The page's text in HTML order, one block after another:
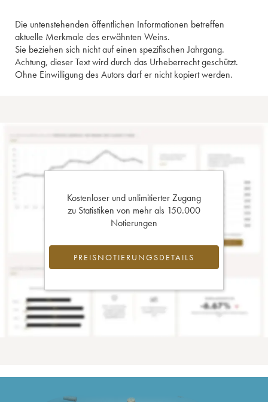
Die untenstehenden öffentlichen Informationen betreffen
aktuelle Merkmale des erwähnten Weins.
Sie beziehen sich nicht auf einen spezifischen Jahrgang.
Achtung, dieser Text wird durch das Urheberrecht geschützt.
Ohne Einwilligung des Autors darf er nicht kopiert werden.
Kostenloser und unlimitierter Zugang
zu Statistiken von mehr als 150.000
Notierungen
PREISNOTIERUNGSDETAILS